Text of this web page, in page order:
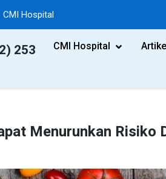
CMI Hospital
253
CMI Hospital
Menurunkan Risiko